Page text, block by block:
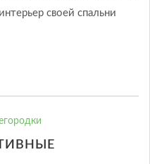
своей спальни